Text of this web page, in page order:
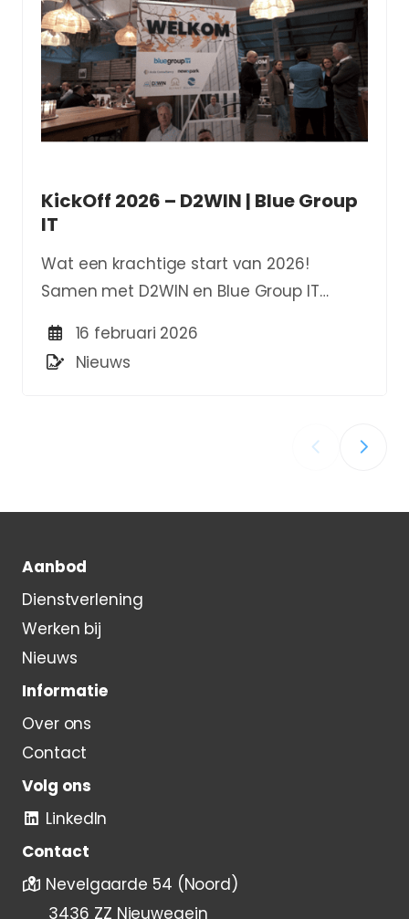
KickOff 2026 – D2WIN | Blue Group
IT
Wat een krachtige start van 2026!
Samen met D2WIN en Blue Group IT
inspiratie en nieuwe verbindingen.
16 februari 2026
Nieuws
‹ ›
Aanbod
Dienstverlening
Werken bij
Nieuws
Informatie
Over ons
Contact
Volg ons
LinkedIn
Contact
Nevelgaarde 54 (Noord)
3436 ZZ Nieuwegein